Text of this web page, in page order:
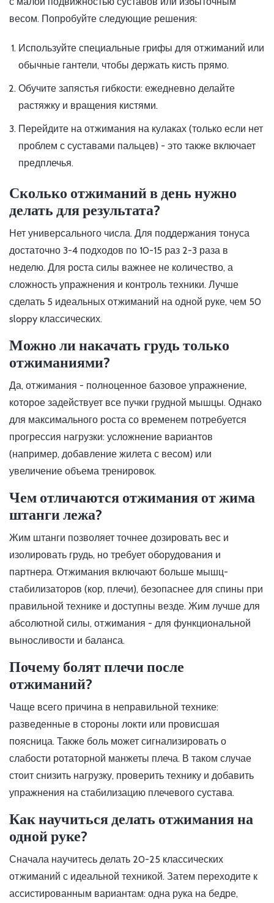
весом. Попробуйте следующие решения:
Используйте специальные грифы для отжиманий или
обычные гантели, чтобы держать кисть прямо.
Обучите запястья гибкости: ежедневно делайте
растяжку и вращения кистями.
Перейдите на отжимания на кулаках (только если нет
проблем с суставами пальцев) - это также включает
предплечья.
Сколько отжиманий в день нужно
делать для результата?
Нет универсального числа. Для поддержания тонуса
достаточно 3-4 подходов по 10-15 раз 2-3 раза в
неделю. Для роста силы важнее не количество, а
сложность упражнения и контроль техники. Лучше
сделать 5 идеальных отжиманий на одной руке, чем 50
sloppy классических.
Можно ли накачать грудь только
отжиманиями?
Да, отжимания - полноценное базовое упражнение,
которое задействует все пучки грудной мышцы. Однако
для максимального роста со временем потребуется
прогрессия нагрузки: усложнение вариантов
(например, добавление жилета с весом) или
увеличение объема тренировок.
Чем отличаются отжимания от жима
штанги лежа?
Жим штанги позволяет точнее дозировать вес и
изолировать грудь, но требует оборудования и
партнера. Отжимания включают больше мышц-
стабилизаторов (кор, плечи), безопаснее для спины при
правильной технике и доступны везде. Жим лучше для
абсолютной силы, отжимания - для функциональной
выносливости и баланса.
Почему болят плечи после
отжиманий?
Чаще всего причина в неправильной технике:
разведенные в стороны локти или провисшая
поясница. Также боль может сигнализировать о
слабости ротаторной манжеты плеча. В таком случае
стоит снизить нагрузку, проверить технику и добавить
упражнения на стабилизацию плечевого сустава.
Как научиться делать отжимания на
одной руке?
Сначала научитесь делать 20-25 классических
отжиманий с идеальной техникой. Затем переходите к
ассистированным вариантам: одна рука на бедре,